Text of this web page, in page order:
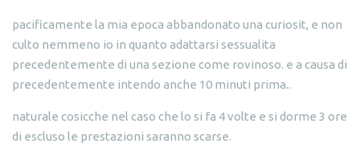
pacificamente la mia epoca abbandonato una curiosit, e non
culto nemmeno io in quanto adattarsi sessualita
precedentemente di una sezione come rovinoso. e a causa di
precedentemente intendo anche 10 minuti prima..
naturale cosicche nel caso che lo si fa 4 volte e si dorme 3 ore
di escluso le prestazioni saranno scarse.